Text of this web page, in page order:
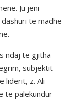
Ju jeni
të madhe
ndaj të gjitha
subjektit
liderit, z. Ali
të palëkundur